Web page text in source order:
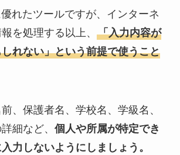
れたツールですが、インターネ
を処理する以上、 「入力内容が
れない」という前提で使うこと
、保護者名、学校名、学級名、
細など、 個人や所属が特定でき
力しないようにしましょう。